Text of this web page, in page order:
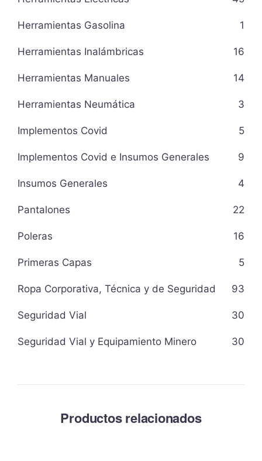
Herramientas Gasolina 1
Herramientas Inalámbricas 16
Herramientas Manuales 14
Herramientas Neumática 3
Implementos Covid 5
Implementos Covid e Insumos Generales 9
Insumos Generales 4
Pantalones 22
Poleras 16
Primeras Capas 5
Ropa Corporativa, Técnica y de Seguridad 93
Seguridad Vial 30
Seguridad Vial y Equipamiento Minero 30
Productos relacionados